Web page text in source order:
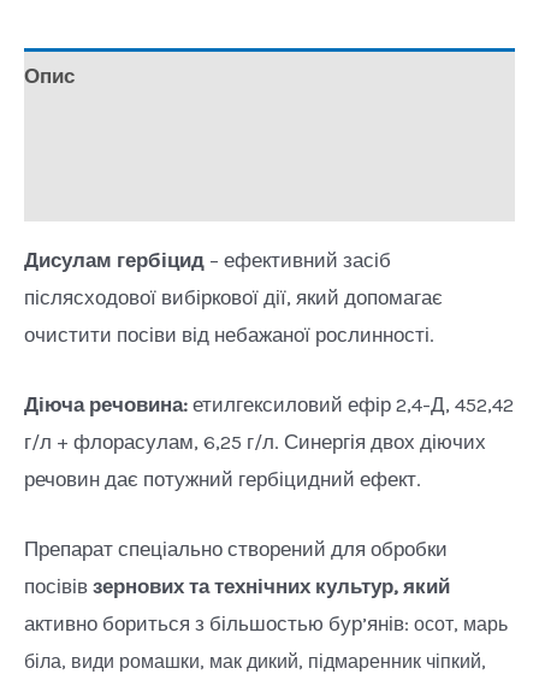
Опис
Дисулам гербіцид – ефективний засіб
післясходової вибіркової дії, який допомагає
очистити посіви від небажаної рослинності.
Діюча речовина: етилгексиловий ефір 2,4-Д, 452,42
г/л + флорасулам, 6,25 г/л. Синергія двох діючих
речовин дає потужний гербіцидний ефект.
Препарат спеціально створений для обробки
посівів зернових та технічних культур, який
активно бориться з більшостью бур’янів: осот, марь
біла, види ромашки, мак дикий, підмаренник чіпкий,